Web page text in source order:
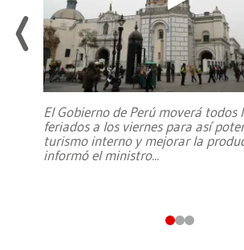
El Gobierno de Perú moverá todos
feriados a los viernes para así
turismo interno y mejorar la
informó el ministro...